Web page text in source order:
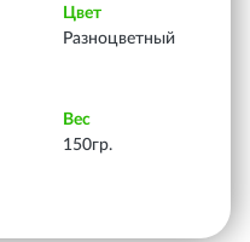
Цвет
Разноцветный
Вес
150гр.